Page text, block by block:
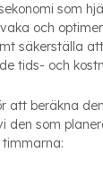
som
och
säkerställa
tids- och
att beräkna
den som